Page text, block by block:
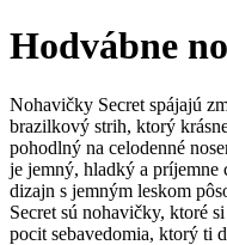
Hodvábne
Nohavičky Secret spájajú
brazilkový strih, ktorý
pohodlný na celodenné
je jemný, hladký a príjemne
dizajn s jemným leskom
Secret sú nohavičky, ktoré
pocit sebavedomia, ktorý ti